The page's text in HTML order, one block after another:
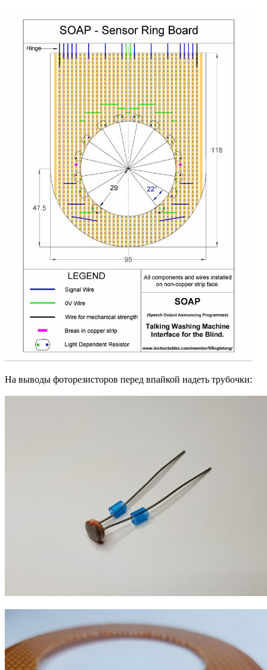
На выводы фоторезисторов перед впайкой надеть трубочки: